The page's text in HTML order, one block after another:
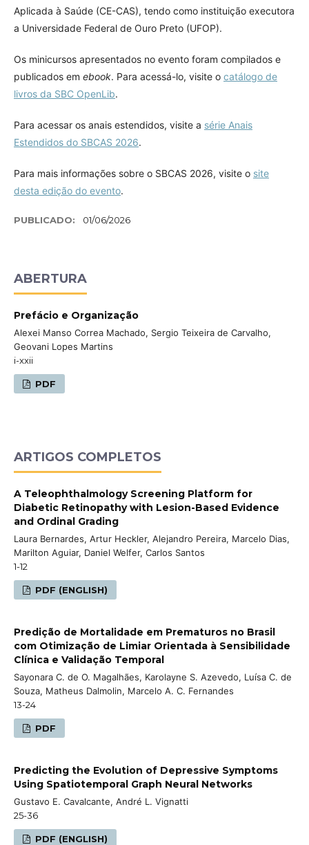
Aplicada à Saúde (CE-CAS), tendo como instituição executora
a Universidade Federal de Ouro Preto (UFOP).
Os minicursos apresentados no evento foram compilados e
publicados em ebook. Para acessá-lo, visite o catálogo de
livros da SBC OpenLib.
Para acessar os anais estendidos, visite a série Anais
Estendidos do SBCAS 2026.
Para mais informações sobre o SBCAS 2026, visite o site
desta edição do evento.
PUBLICADO: 01/06/2026
ABERTURA
Prefácio e Organização
Alexei Manso Correa Machado, Sergio Teixeira de Carvalho,
Geovani Lopes Martins
i-xxii
PDF
ARTIGOS COMPLETOS
A Teleophthalmology Screening Platform for
Diabetic Retinopathy with Lesion-Based Evidence
and Ordinal Grading
Laura Bernardes, Artur Heckler, Alejandro Pereira, Marcelo Dias,
Marilton Aguiar, Daniel Welfer, Carlos Santos
1-12
PDF (ENGLISH)
Predição de Mortalidade em Prematuros no Brasil
com Otimização de Limiar Orientada à Sensibilidade
Clínica e Validação Temporal
Sayonara C. de O. Magalhães, Karolayne S. Azevedo, Luísa C. de
Souza, Matheus Dalmolin, Marcelo A. C. Fernandes
13-24
PDF
Predicting the Evolution of Depressive Symptoms
Using Spatiotemporal Graph Neural Networks
Gustavo E. Cavalcante, André L. Vignatti
25-36
PDF (ENGLISH)